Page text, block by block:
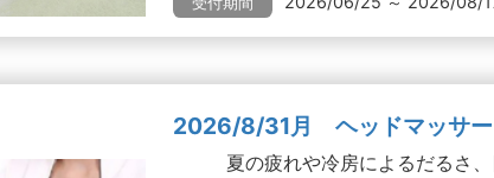
2026/8/31月 ヘッドマッサー
夏の疲れや冷房によるだるさ、